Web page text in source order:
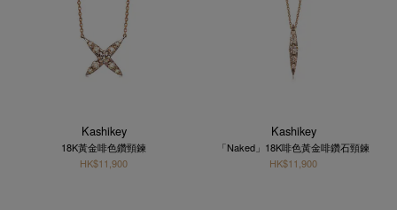
Kashikey
18K黃金啡色鑽頸鍊
HK$11,900
Kashikey
「Naked」18K啡色黃金啡鑽石頸鍊
HK$11,900